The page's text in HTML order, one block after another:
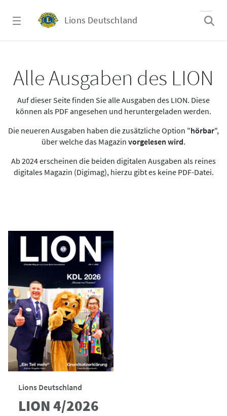
Lions Deutschland
Alle Ausgaben des LION
Auf dieser Seite finden Sie alle Ausgaben des LION. Diese
können als PDF angesehen und heruntergeladen werden.
Die neueren Ausgaben haben die zusätzliche Option "hörbar",
über welche das Magazin vorgelesen wird.
Ab 2024 erscheinen die beiden digitalen Ausgaben als reines
digitales Magazin (Digimag), hierzu gibt es keine PDF-Datei.
Lions Deutschland
LION 4/2026